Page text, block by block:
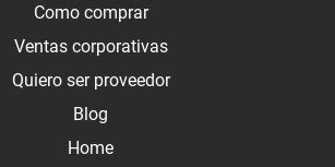
Como comprar
Ventas corporativas
Quiero ser proveedor
Blog
Home